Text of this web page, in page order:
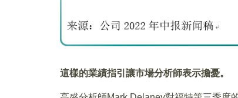
這樣的業績指引讓市場分析師表示擔憂。